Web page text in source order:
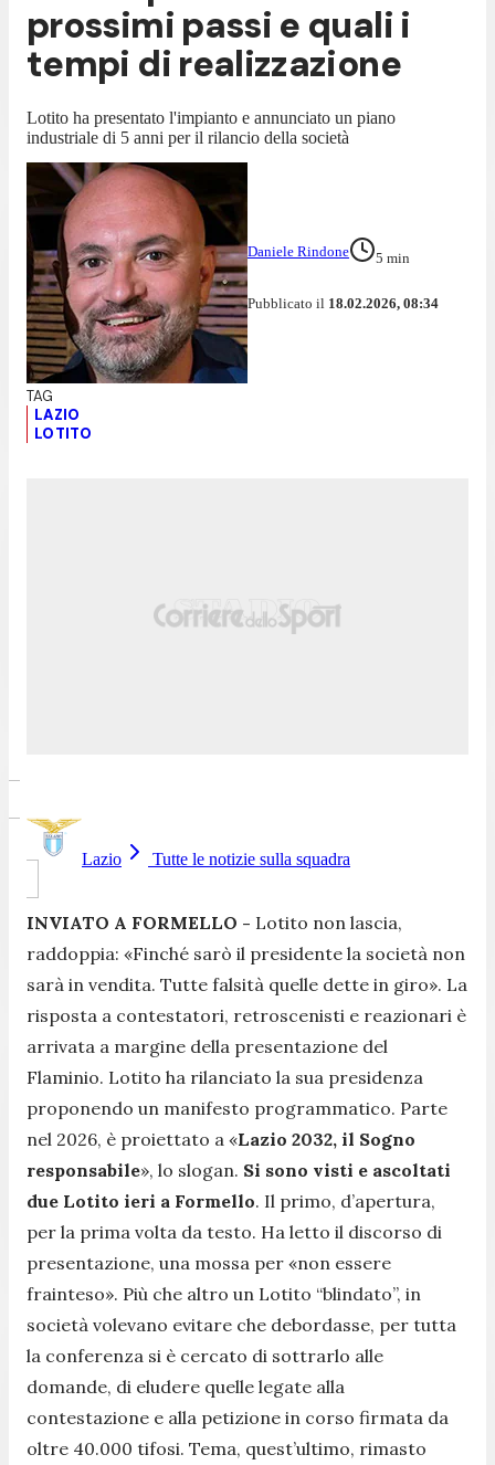
prossimi passi e quali i
tempi di realizzazione
Lotito ha presentato l'impianto e annunciato un piano
industriale di 5 anni per il rilancio della società
Daniele Rindone 5 min
Pubblicato il 18.02.2026, 08:34
LAZIO
LOTITO
Lazio Tutte le notizie sulla squadra
INVIATO A FORMELLO - Lotito non lascia,
raddoppia: «Finché sarò il presidente la società non
sarà in vendita. Tutte falsità quelle dette in giro». La
risposta a contestatori, retroscenisti e reazionari è
arrivata a margine della presentazione del
Flaminio. Lotito ha rilanciato la sua presidenza
proponendo un manifesto programmatico. Parte
nel 2026, è proiettato a «Lazio 2032, il Sogno
responsabile», lo slogan. Si sono visti e ascoltati
due Lotito ieri a Formello. Il primo, d’apertura,
per la prima volta da testo. Ha letto il discorso di
presentazione, una mossa per «non essere
frainteso». Più che altro un Lotito “blindato”, in
società volevano evitare che debordasse, per tutta
la conferenza si è cercato di sottrarlo alle
domande, di eludere quelle legate alla
contestazione e alla petizione in corso firmata da
oltre 40.000 tifosi. Tema, quest’ultimo, rimasto